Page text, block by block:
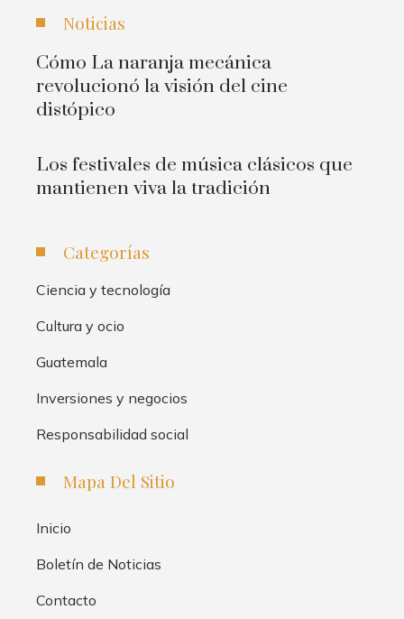
Noticias
Cómo La naranja mecánica
revolucionó la visión del cine
distópico
Los festivales de música clásicos que
mantienen viva la tradición
Categorías
Ciencia y tecnología
Cultura y ocio
Guatemala
Inversiones y negocios
Responsabilidad social
Mapa Del Sitio
Inicio
Boletín de Noticias
Contacto